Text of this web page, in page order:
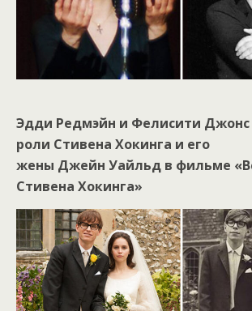
Эдди Редмэйн и Фелисити Джонс
роли Стивена Хокинга и его
жены Джейн Уайльд в фильме
Стивена Хокинга»